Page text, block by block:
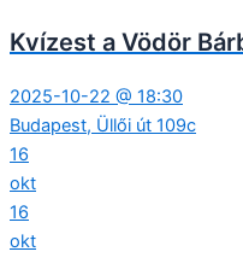
Kvízest a Vödör
2025-10-22 @ 18:30
Budapest, Üllői út 109c
16
okt
16
okt